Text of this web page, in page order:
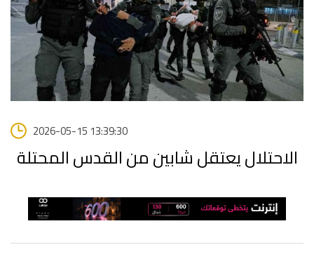
2026-05-15 13:39:30
الاحتلال يعتقل شابين من القدس المحتلة